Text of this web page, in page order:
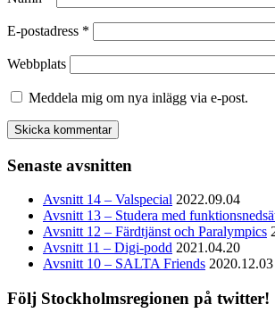
E-postadress *
Webbplats
Meddela mig om nya inlägg via e-post.
Senaste avsnitten
Avsnitt 14 – Valspecial 2022.09.04
Avsnitt 13 – Studera med
Avsnitt 12 – Färdtjänst och Paralympics
Avsnitt 11 – Digi-podd 2021.04.20
Avsnitt 10 – SALTA Friends 2020.12.03
Följ Stockholmsregionen på twitter!